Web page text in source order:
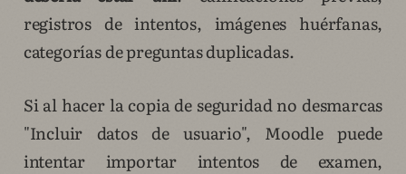
registros de intentos, imágenes huérfanas,
categorías de preguntas duplicadas.
Si al hacer la copia de seguridad no desmarcas
"Incluir datos de usuario", Moodle puede
intentar importar intentos de examen,